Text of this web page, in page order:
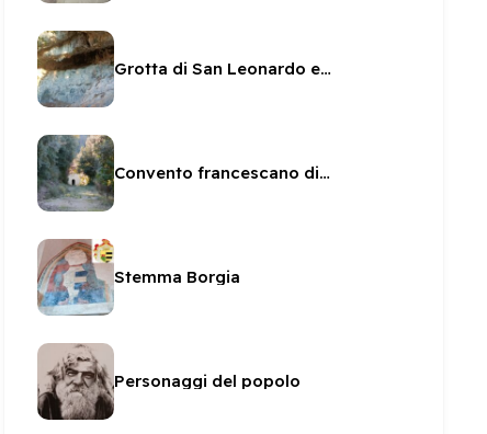
Grotta di San Leonardo ed affreschi
Convento francescano di Sant'Anna
Stemma Borgia
Personaggi del popolo